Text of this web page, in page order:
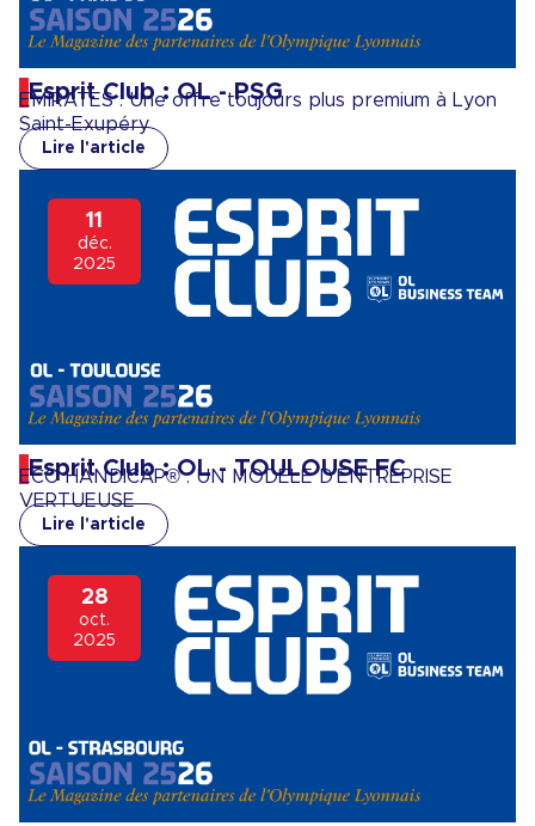
Esprit Club : OL - PSG
EMIRATES : Une offre toujours plus premium à Lyon
Saint-Exupéry
Lire l'article
Esprit Club : OL - TOULOUSE FC
11
déc.
2025
ECO HANDICAP® : UN MODÈLE D’ENTREPRISE
VERTUEUSE
Lire l'article
28
oct.
2025